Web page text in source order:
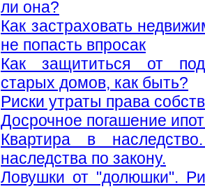
ли она?
Как застраховать
не попасть впросак
Как защититься от
старых домов, как быть?
Риски утраты права
Досрочное погашение
Квартира в
наследства по закону.
Ловушки от "долюшки".